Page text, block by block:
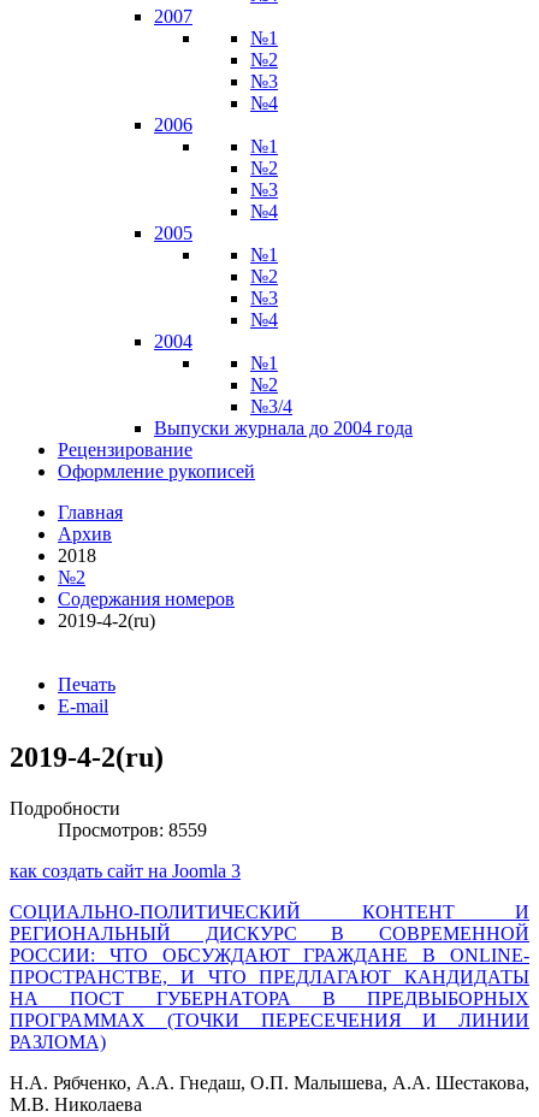
2007
№1
№2
№3
№4
2006
№1
№2
№3
№4
2005
№1
№2
№3
№4
2004
№1
№2
№3/4
Выпуски журнала до 2004 года
Рецензирование
Оформление рукописей
Главная
Архив
2018
№2
Содержания номеров
2019-4-2(ru)
Печать
E-mail
2019-4-2(ru)
Подробности
Просмотров: 8559
как создать сайт на Joomla 3
СОЦИАЛЬНО-ПОЛИТИЧЕСКИЙ КОНТЕНТ И
РЕГИОНАЛЬНЫЙ ДИСКУРС В СОВРЕМЕННОЙ
РОССИИ: ЧТО ОБСУЖДАЮТ ГРАЖДАНЕ В ONLINE-
ПРОСТРАНСТВЕ, И ЧТО ПРЕДЛАГАЮТ КАНДИДАТЫ
НА ПОСТ ГУБЕРНАТОРА В ПРЕДВЫБОРНЫХ
ПРОГРАММАХ (ТОЧКИ ПЕРЕСЕЧЕНИЯ И ЛИНИИ
РАЗЛОМА)
Н.А. Рябченко, А.А. Гнедаш, О.П. Малышева, А.А. Шестакова,
М.В. Николаева